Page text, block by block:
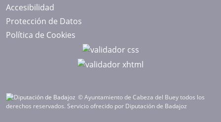
Accesibilidad
Protección de Datos
Política de Cookies
© Ayuntamiento de Cabeza del Buey todos los
derechos reservados. Servicio ofrecido por Diputación de Badajoz